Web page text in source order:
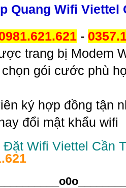
Quang Wifi Viettel
-
trang bị Modem
gói cước phù
ký hợp đồng tận
đổi mật khẩu wifi
Đặt Wifi Viettel Cần